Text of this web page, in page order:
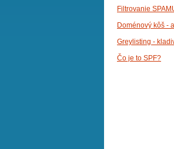
Filtrovanie
Doménový kôš -
Greylisting -
Čo je to SPF?